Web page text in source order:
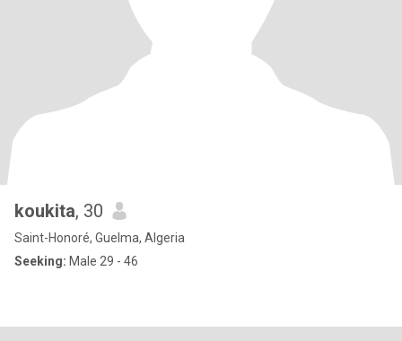
koukita, 30
Saint-Honoré, Guelma, Algeria
Seeking: Male 29 - 46